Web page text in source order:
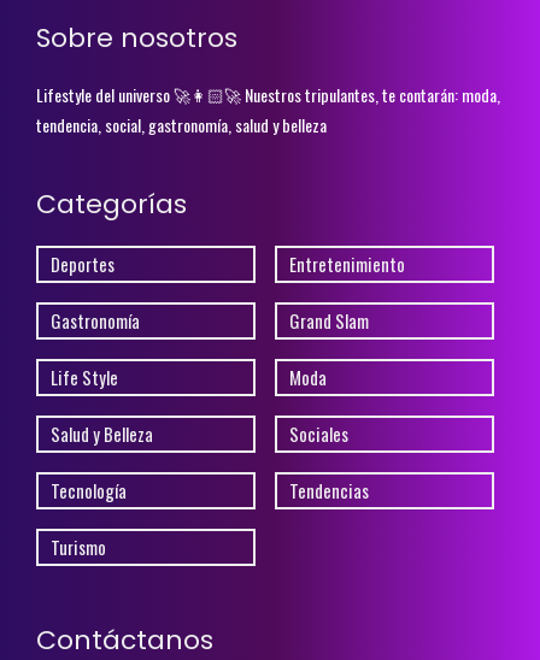
Sobre nosotros
Lifestyle del universo 🚀👩🏻‍🚀 Nuestros tripulantes, te contarán: moda,
tendencia, social, gastronomía, salud y belleza
Categorías
Deportes Entretenimiento
Gastronomía Grand Slam
Life Style Moda
Salud y Belleza Sociales
Tecnología Tendencias
Turismo
Contáctanos